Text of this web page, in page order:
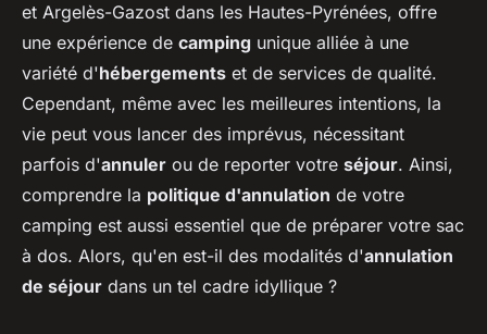
et Argelès-Gazost dans les Hautes-Pyrénées, offre
une expérience de camping unique alliée à une
variété d'hébergements et de services de qualité.
Cependant, même avec les meilleures intentions, la
vie peut vous lancer des imprévus, nécessitant
parfois d'annuler ou de reporter votre séjour. Ainsi,
comprendre la politique d'annulation de votre
camping est aussi essentiel que de préparer votre sac
à dos. Alors, qu'en est-il des modalités d'annulation
de séjour dans un tel cadre idyllique ?